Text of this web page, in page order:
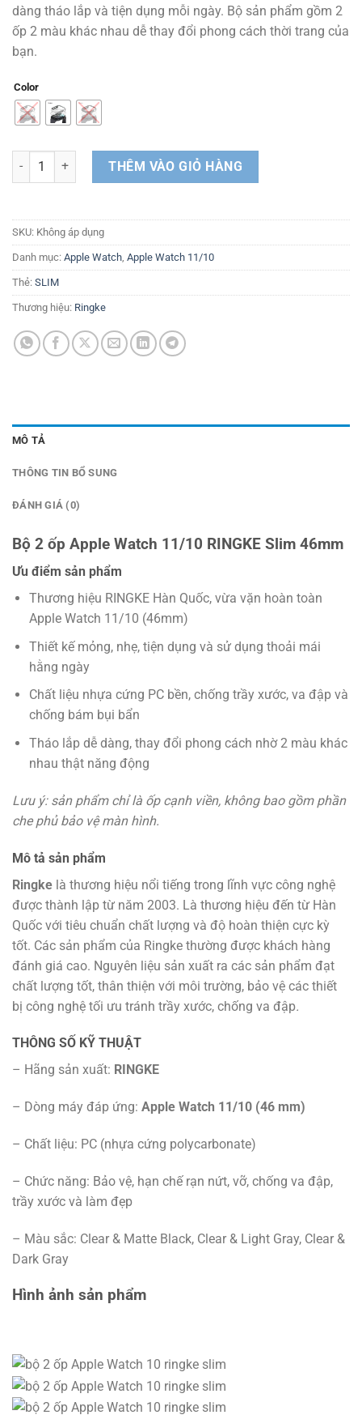
dàng tháo lắp và tiện dụng mỗi ngày. Bộ sản phẩm gồm 2
ốp 2 màu khác nhau dễ thay đổi phong cách thời trang của
bạn.
Color
Bộ 2 ốp Apple Watch 11/10 RINGKE Slim 46mm số lượng
THÊM VÀO GIỎ HÀNG
SKU: Không áp dụng
Danh mục: Apple Watch Apple Watch 11/10
Thẻ: SLIM
Thương hiệu: Ringke
MÔ TẢ
THÔNG TIN BỔ SUNG
ĐÁNH GIÁ (0)
Bộ 2 ốp Apple Watch 11/10 RINGKE Slim 46mm
Ưu điểm sản phẩm
Thương hiệu RINGKE Hàn Quốc, vừa vặn hoàn toàn
Apple Watch 11/10 (46mm)
Thiết kế mỏng, nhẹ, tiện dụng và sử dụng thoải mái
hằng ngày
Chất liệu nhựa cứng PC bền, chống trầy xước, va đập và
chống bám bụi bẩn
Tháo lắp dễ dàng, thay đổi phong cách nhờ 2 màu khác
nhau thật năng động
Lưu ý: sản phẩm chỉ là ốp cạnh viền, không bao gồm phần
che phủ bảo vệ màn hình.
Mô tả sản phẩm
Ringke là thương hiệu nổi tiếng trong lĩnh vực công nghệ
được thành lập từ năm 2003. Là thương hiệu đến từ Hàn
Quốc với tiêu chuẩn chất lượng và độ hoàn thiện cực kỳ
tốt. Các sản phẩm của Ringke thường được khách hàng
đánh giá cao. Nguyên liệu sản xuất ra các sản phẩm đạt
chất lượng tốt, thân thiện với môi trường, bảo vệ các thiết
bị công nghệ tối ưu tránh trầy xước, chống va đập.
THÔNG SỐ KỸ THUẬT
– Hãng sản xuất: RINGKE
– Dòng máy đáp ứng: Apple Watch 11/10 (46 mm)
– Chất liệu: PC (nhựa cứng polycarbonate)
– Chức năng: Bảo vệ, hạn chế rạn nứt, vỡ, chống va đập,
trầy xước và làm đẹp
– Màu sắc: Clear & Matte Black, Clear & Light Gray, Clear &
Dark Gray
Hình ảnh sản phẩm